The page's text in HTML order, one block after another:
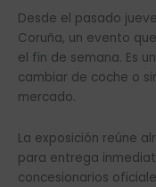
Desde el pasado
Coruña, un evento
el fin de semana. Es
cambiar de coche o
mercado.
La exposición reúne
para entrega
concesionarios